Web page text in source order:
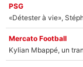
PSG
«Détester à vie»,
Mercato Football
Kylian Mbappé, un